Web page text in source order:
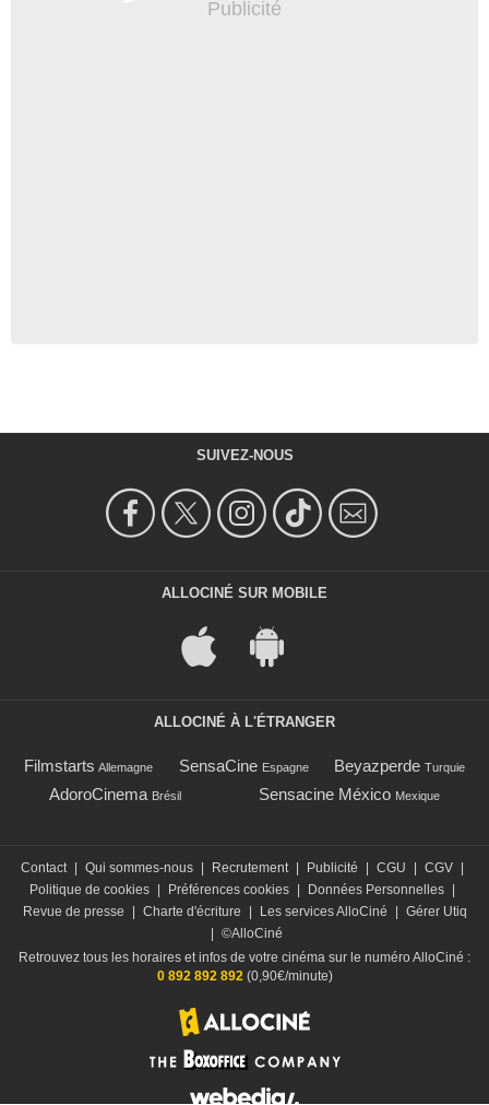
SUIVEZ-NOUS
ALLOCINÉ SUR MOBILE
ALLOCINÉ À L'ÉTRANGER
Filmstarts Allemagne SensaCine Espagne Beyazperde Turquie
AdoroCinema Brésil Sensacine México Mexique
Contact | Qui sommes-nous | Recrutement | Publicité | CGU | CGV |
Politique de cookies | Préférences cookies | Données Personnelles |
Revue de presse
| Charte d'écriture | Les services AlloCiné | Gérer Utiq
| ©AlloCiné
Retrouvez tous les horaires et infos de votre cinéma sur le numéro AlloCiné :
0 892 892 892 (0,90€/minute)